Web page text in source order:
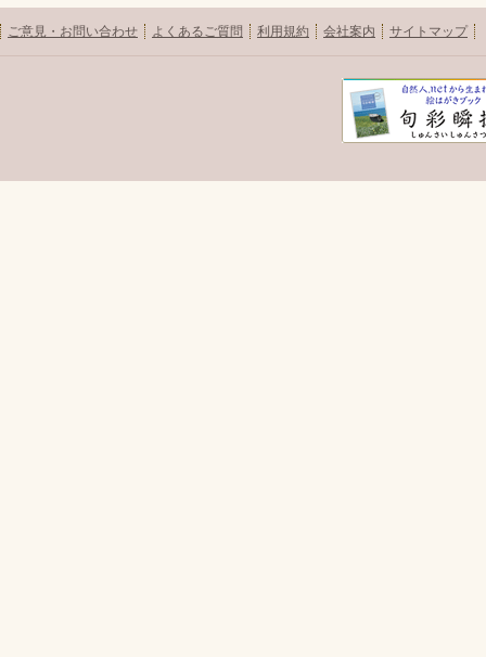
ご意見・お問い合わせ よくあるご質問 利用規約 会社案内 サイトマップ